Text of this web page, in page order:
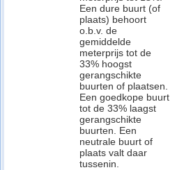
Een dure buurt (of
plaats) behoort
o.b.v. de
gemiddelde
meterprijs tot de
33% hoogst
gerangschikte
buurten of plaatsen.
Een goedkope buurt
tot de 33% laagst
gerangschikte
buurten. Een
neutrale buurt of
plaats valt daar
tussenin.